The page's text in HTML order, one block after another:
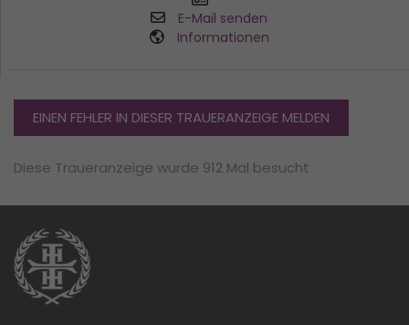
E-Mail senden
Informationen
EINEN FEHLER IN DIESER TRAUERANZEIGE MELDEN
Diese Traueranzeige wurde 912 Mal besucht